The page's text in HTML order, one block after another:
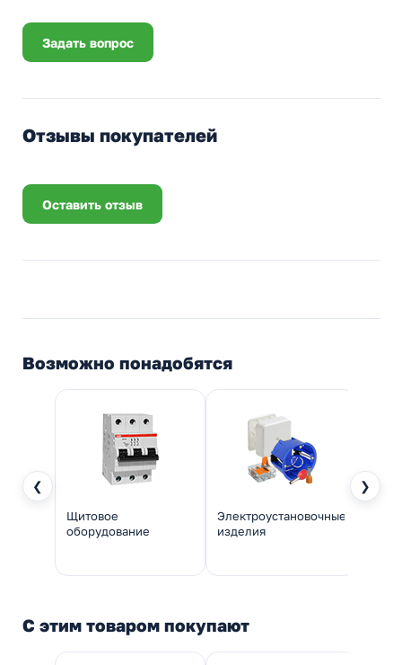
Задать вопрос
Отзывы покупателей
Оставить отзыв
Возможно понадобятся
❮ ❯
Щитовое
оборудование
Электроустановочные
изделия
С этим товаром покупают